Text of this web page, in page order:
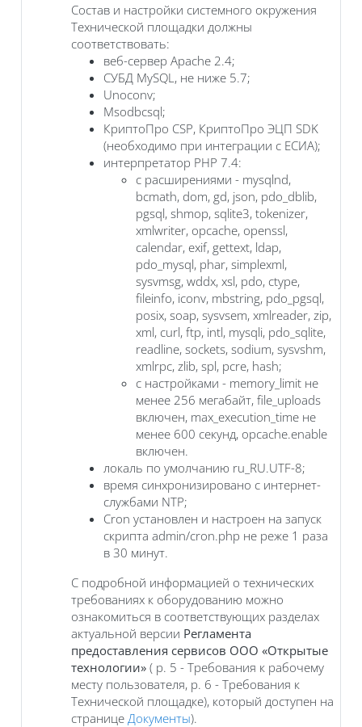
Состав и настройки системного окружения
Технической площадки должны
соответствовать:
веб-сервер Apache 2.4;
СУБД MySQL, не ниже 5.7;
Unoconv;
Msodbcsql;
КриптоПро CSP, КриптоПро ЭЦП SDK
(необходимо при интеграции с ЕСИА);
интерпретатор PHP 7.4:
с расширениями - mysqlnd,
bcmath, dom, gd, json, pdo_dblib,
pgsql, shmop, sqlite3, tokenizer,
xmlwriter, opcache, openssl,
calendar, exif, gettext, ldap,
pdo_mysql, phar, simplexml,
sysvmsg, wddx, xsl, pdo, ctype,
fileinfo, iconv, mbstring, pdo_pgsql,
posix, soap, sysvsem, xmlreader, zip,
xml, curl, ftp, intl, mysqli, pdo_sqlite,
readline, sockets, sodium, sysvshm,
xmlrpc, zlib, spl, pcre, hash;
с настройками - memory_limit не
менее 256 мегабайт, file_uploads
включен, max_execution_time не
менее 600 секунд, opcache.enable
включен.
локаль по умолчанию ru_RU.UTF-8;
время синхронизировано с интернет-
службами NTP;
Cron установлен и настроен на запуск
скрипта admin/cron.php не реже 1 раза
в 30 минут.
С подробной информацией о технических
требованиях к оборудованию можно
ознакомиться в соответствующих разделах
актуальной версии Регламента
предоставления сервисов ООО «Открытые
технологии» ( р. 5 - Требования к рабочему
месту пользователя, р. 6 - Требования к
Технической площадке), который доступен на
странице Документы).